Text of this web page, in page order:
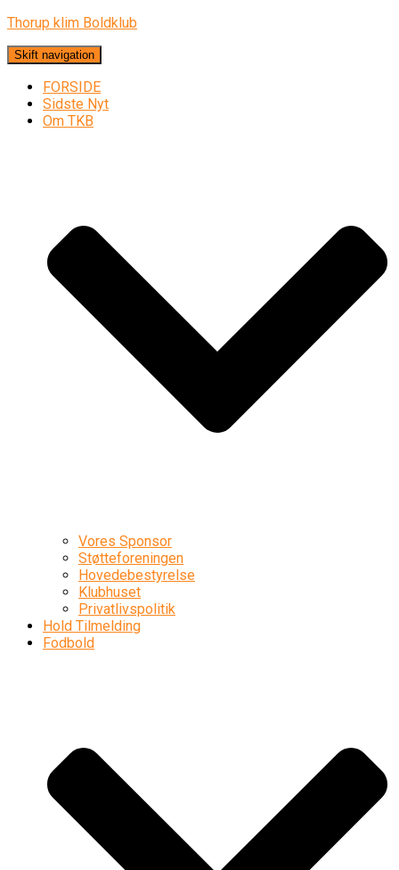
Thorup klim Boldklub
Skift navigation
FORSIDE
Sidste Nyt
Om TKB
Vores Sponsor
Støtteforeningen
Hovedebestyrelse
Klubhuset
Privatlivspolitik
Hold Tilmelding
Fodbold